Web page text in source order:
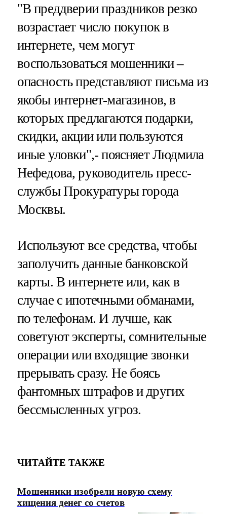
"В преддверии праздников резко
возрастает число покупок в
интернете, чем могут
воспользоваться мошенники –
опасность представляют письма из
якобы интернет-магазинов, в
которых предлагаются подарки,
скидки, акции или пользуются
иные уловки",- поясняет Людмила
Нефедова, руководитель пресс-
службы Прокуратуры города
Москвы.
Используют все средства, чтобы
заполучить данные банковской
карты. В интернете или, как в
случае с ипотечными обманами,
по телефонам. И лучше, как
советуют эксперты, сомнительные
операции или входящие звонки
прерывать сразу. Не боясь
фантомных штрафов и других
бессмысленных угроз.
ЧИТАЙТЕ ТАКЖЕ
Мошенники изобрели новую схему
хищения денег со счетов